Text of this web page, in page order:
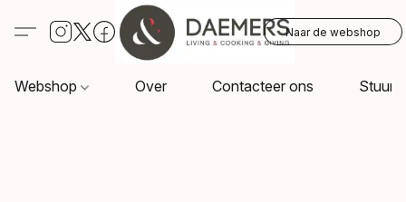
Naar de webshop
Webshop Over Contacteer ons Stuur